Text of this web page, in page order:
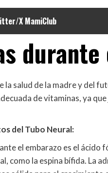
X MamiClub
durante
la salud de la madre y del
de vitaminas, ya
del Tubo Neural:
el embarazo es el
como la espina bífida. La